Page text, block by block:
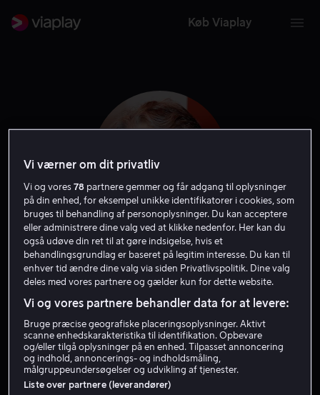
Køb Viaplay
Keith Szarabajka
Vi værner om dit privatliv
Vi og vores78 partnere gemmer og får adgang til oplysninger
på din enhed, for eksempel unikke identifikatorer i cookies, som
bruges til behandling af personoplysninger. Du kan acceptere
eller administrere dine valg ved at klikke nedenfor. Her kan du
også udøve din ret til at gøre indsigelse, hvis et
behandlingsgrundlag er baseret på legitim interesse. Du kan til
enhver tid ændre dine valg via siden Privatlivspolitik. Dine valg
deles med vores partnere og gælder kun for dette website.
Vi og vores partnere behandler data for at levere:
Bruge præcise geografiske placeringsoplysninger. Aktivt
scanne enhedskarakteristika til identifikation. Opbevare
og/eller tilgå oplysninger på en enhed. Tilpasset annoncering
og indhold, annoncerings- og indholdsmåling,
målgruppeundersøgelser og udvikling af tjenester.
Liste over partnere (leverandører)